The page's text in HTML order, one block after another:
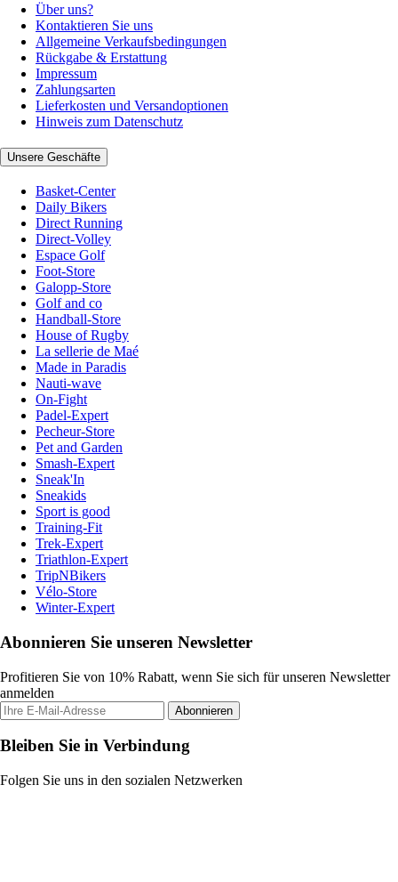
Über uns?
Kontaktieren Sie uns
Allgemeine Verkaufsbedingungen
Rückgabe & Erstattung
Impressum
Zahlungsarten
Lieferkosten und Versandoptionen
Hinweis zum Datenschutz
Unsere Geschäfte
Basket-Center
Daily Bikers
Direct Running
Direct-Volley
Espace Golf
Foot-Store
Galopp-Store
Golf and co
Handball-Store
House of Rugby
La sellerie de Maé
Made in Paradis
Nauti-wave
On-Fight
Padel-Expert
Pecheur-Store
Pet and Garden
Smash-Expert
Sneak'In
Sneakids
Sport is good
Training-Fit
Trek-Expert
Triathlon-Expert
TripNBikers
Vélo-Store
Winter-Expert
Abonnieren Sie unseren Newsletter
Profitieren Sie von 10% Rabatt, wenn Sie sich für unseren Newsletter
anmelden
Abonnieren
Bleiben Sie in Verbindung
Folgen Sie uns in den sozialen Netzwerken